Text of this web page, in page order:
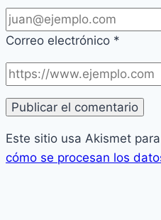
Correo electrónico *
Este sitio usa Akismet
cómo se procesan los